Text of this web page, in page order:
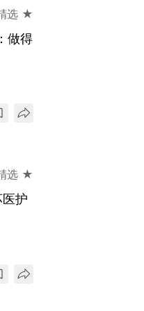
选 ★
做得
选 ★
护